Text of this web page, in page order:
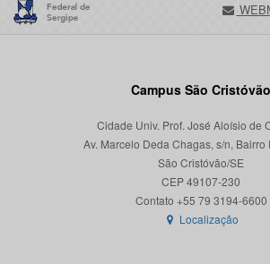
Campus São Cristóvão
Cidade Univ. Prof. José Aloísio de
Av. Marcelo Deda Chagas, s/n, Bairro
São Cristóvão/SE
CEP 49107-230
Localização